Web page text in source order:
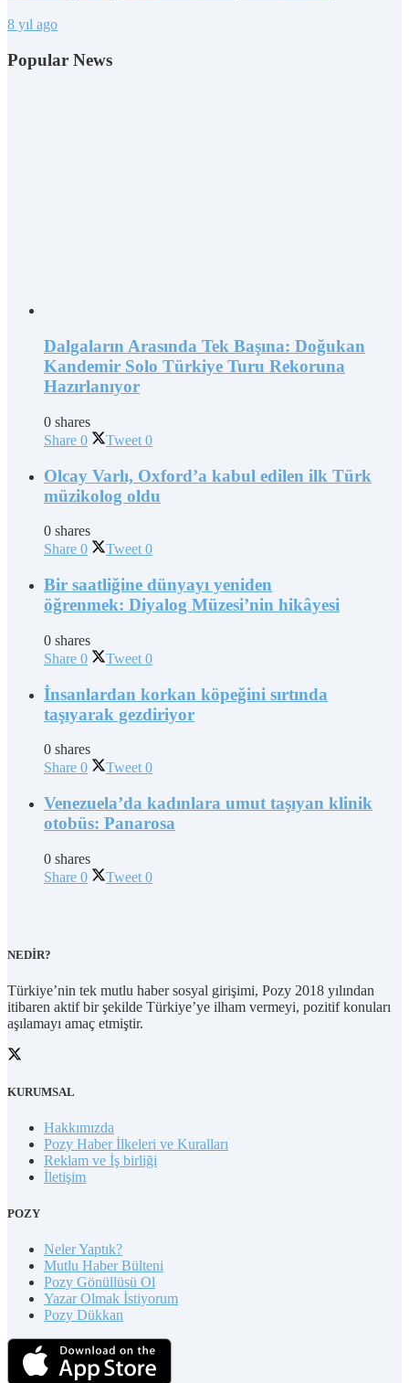
8 yıl ago
Popular News
Dalgaların Arasında Tek Başına: Doğukan
Kandemir Solo Türkiye Turu Rekoruna
Hazırlanıyor
0 shares
Share 0 Tweet 0
Olcay Varlı, Oxford’a kabul edilen ilk Türk
müzikolog oldu
0 shares
Share 0 Tweet 0
Bir saatliğine dünyayı yeniden
öğrenmek: Diyalog Müzesi’nin hikâyesi
0 shares
Share 0 Tweet 0
İnsanlardan korkan köpeğini sırtında
taşıyarak gezdiriyor
0 shares
Share 0 Tweet 0
Venezuela’da kadınlara umut taşıyan klinik
otobüs: Panarosa
0 shares
Share 0 Tweet 0
NEDİR?
Türkiye’nin tek mutlu haber sosyal girişimi, Pozy 2018 yılından
itibaren aktif bir şekilde Türkiye’ye ilham vermeyi, pozitif konuları
aşılamayı amaç etmiştir.
KURUMSAL
Hakkımızda
Pozy Haber İlkeleri ve Kuralları
Reklam ve İş birliği
İletişim
POZY
Neler Yaptık?
Mutlu Haber Bülteni
Pozy Gönüllüsü Ol
Yazar Olmak İstiyorum
Pozy Dükkan